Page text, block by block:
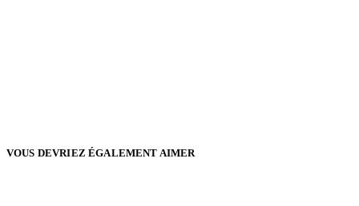
VOUS DEVRIEZ ÉGALEMENT AIMER